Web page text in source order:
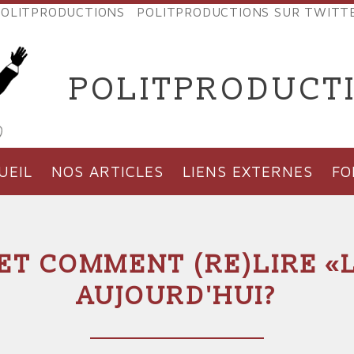
POLITPRODUCTIONS SUR
NOS ARTICLES LIENS EXTERNES
COMMENT (RE)LIRE
AUJOURD'HUI?